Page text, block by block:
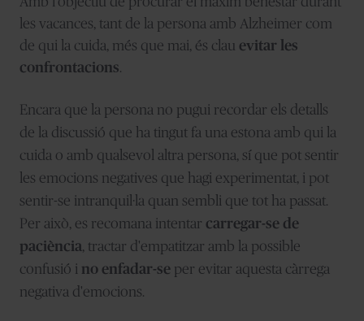
les vacances, tant de la persona amb Alzheimer com
de qui la cuida, més que mai, és clau evitar les
confrontacions.
Encara que la persona no pugui recordar els detalls
de la discussió que ha tingut fa una estona amb qui la
cuida o amb qualsevol altra persona, sí que pot sentir
les emocions negatives que hagi experimentat, i pot
sentir-se intranquil·la quan sembli que tot ha passat.
Per això, es recomana intentar carregar-se de
paciència, tractar d'empatitzar amb la possible
confusió i no enfadar-se per evitar aquesta càrrega
negativa d'emocions.